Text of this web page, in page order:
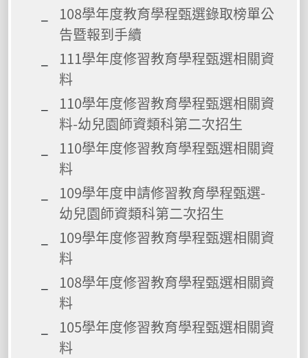
108學年度教育學程甄選錄取榜單公
告暨報到手續
111學年度修習教育學程甄選相關資
料
110學年度修習教育學程甄選相關資
料-幼兒園師資類科第二次招生
110學年度修習教育學程甄選相關資
料
109學年度申請修習教育學程甄選-
幼兒園師資類科第二次招生
109學年度修習教育學程甄選相關資
料
108學年度修習教育學程甄選相關資
料
105學年度修習教育學程甄選相關資
料